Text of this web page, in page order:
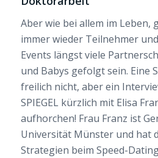
Aber wie bei allem im Leben,
immer wieder Teilnehmer
Events längst viele
und Babys gefolgt sein. Eine
freilich nicht, aber ein
SPIEGEL kürzlich mit Elisa
aufhorchen! Frau Franz ist
Universität Münster und hat
Strategien beim Speed-